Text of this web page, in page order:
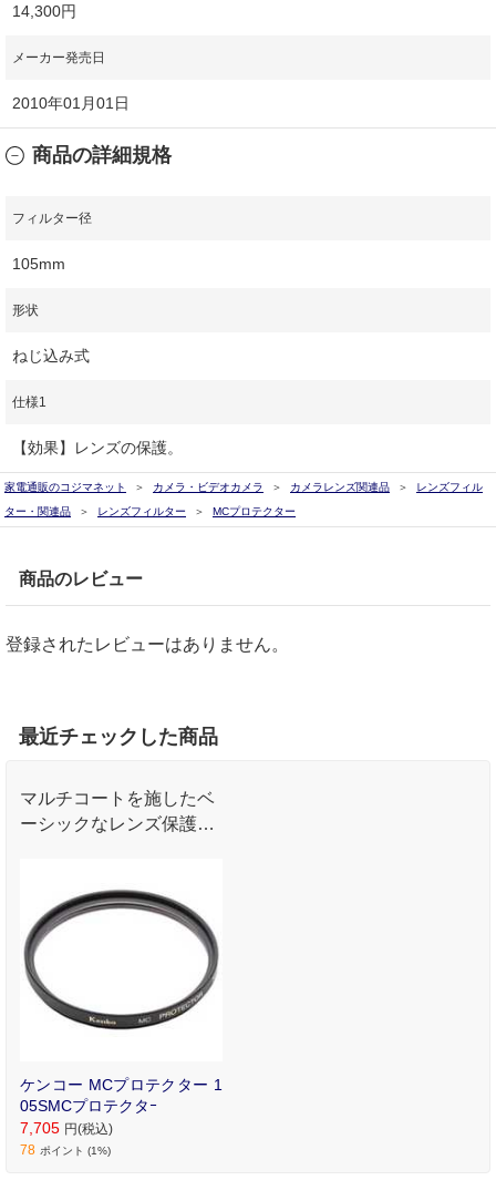
14,300円
メーカー発売日
2010年01月01日
商品の詳細規格
フィルター径
105mm
形状
ねじ込み式
仕様1
【効果】レンズの保護。
家電通販のコジマネット カメラ・ビデオカメラ カメラレンズ関連品
レンズフィル
ター・関連品
レンズフィルター MCプロテクター
商品のレビュー
登録されたレビューはありません。
最近チェックした商品
マルチコートを施したベ
ーシックなレンズ保護フ
ケンコー MCプロテクター 1
05SMCプロテクタｰ
7,705 円(税込)
78 ポイント (1%)